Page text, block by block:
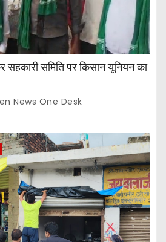
समिति पर किसान यूनियन का
News One Desk